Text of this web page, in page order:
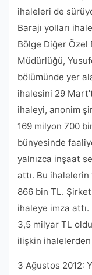
ihaleleri de
Barajı yolları
Bölge Diğer Özel
Müdürlüğü,
bölümünde yer
ihalesini 29
ihaleyi, anonim
169 milyon 700
bünyesinde
yalnızca inşaat
attı. Bu
866 bin TL.
ihaleye imza
3,5 milyar TL
ilişkin ihalelerden
3 Ağustos 2012: